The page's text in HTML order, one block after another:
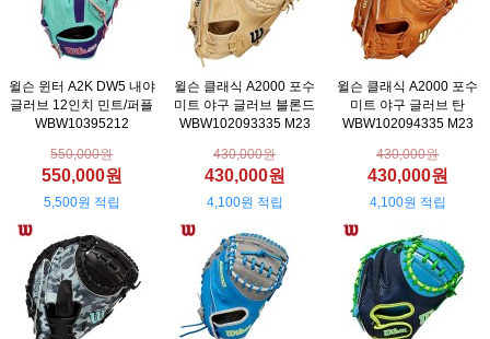
윌슨 윈터 A2K DW5 내야
글러브 12인치 민트/퍼플
WBW10395212
550,000원
550,000원
5,500원 적립
윌슨 클래식 A2000 포수
미트 야구 글러브 블론드
WBW102093335 M23
430,000원
430,000원
4,100원 적립
윌슨 클래식 A2000 포수
미트 야구 글러브 탄
WBW102094335 M23
430,000원
430,000원
4,100원 적립